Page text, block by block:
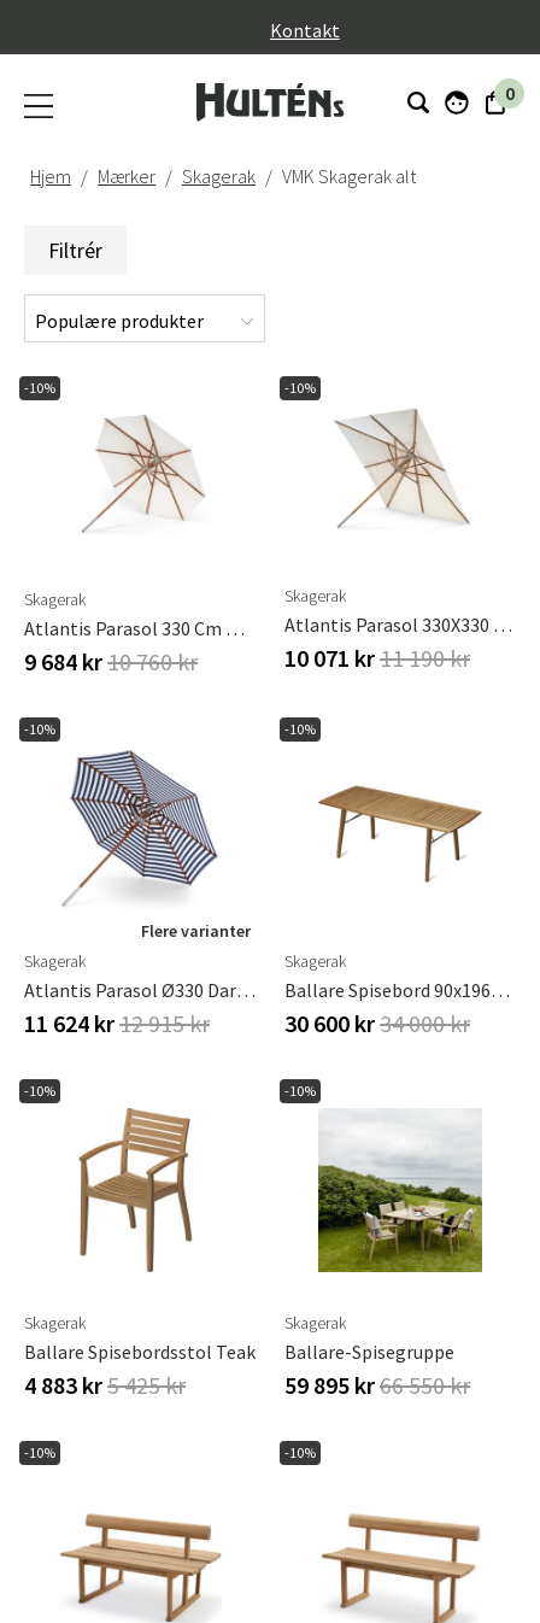
Kontakt
0
Hjem Mærker Skagerak VMK Skagerak alt
Filtrér
-10%
Skagerak
Atlantis Parasol 330 Cm Meranti
9 684 kr10 760 kr
-10%
Skagerak
Atlantis Parasol 330X330 Cm Meranti
10 071 kr11 190 kr
-10%
Flere varianter
Skagerak
Atlantis Parasol Ø330 Dark Blue Stripes
11 624 kr12 915 kr
-10%
Skagerak
Ballare Spisebord 90x196-296 Cm Teak
30 600 kr34 000 kr
-10%
Skagerak
Ballare Spisebordsstol Teak
4 883 kr5 425 kr
-10%
Skagerak
Ballare-Spisegruppe
59 895 kr66 550 kr
-10% -10%